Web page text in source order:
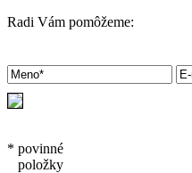
Radi Vám pomôžeme:
* povinné
položky